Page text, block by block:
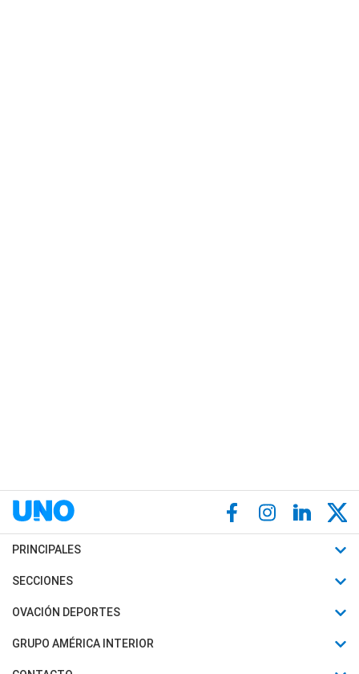
PRINCIPALES
Últimas Noticias
Política
SECCIONES
Horóscopo
Motores
OVACIÓN DEPORTES
Fútbol
Mundial
GRUPO AMÉRICA INTERIOR